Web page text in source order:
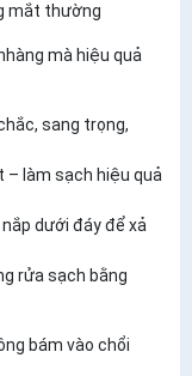
mắt thường
mà hiệu quả
sang trọng,
– làm sạch hiệu quả
dưới đáy để xả
rửa sạch bằng
bám vào chổi